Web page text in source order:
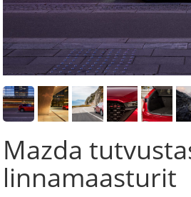
Mazda
linnamaasturit